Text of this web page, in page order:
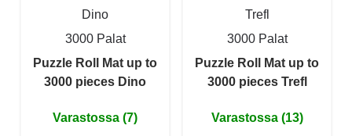
Dino
3000 Palat
Puzzle Roll Mat up to
3000 pieces Dino
Varastossa (7)
Trefl
3000 Palat
Puzzle Roll Mat up to
3000 pieces Trefl
Varastossa (13)